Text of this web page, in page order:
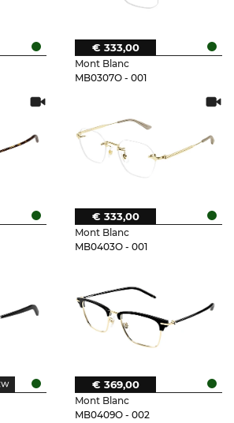
Mont Blanc
MB0307O - 001
€ 333,00
Mont Blanc
MB0403O - 001
€ 333,00
Mont Blanc
MB0409O - 002
€ 369,00